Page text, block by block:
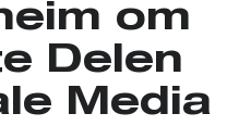
om
Delen
Media